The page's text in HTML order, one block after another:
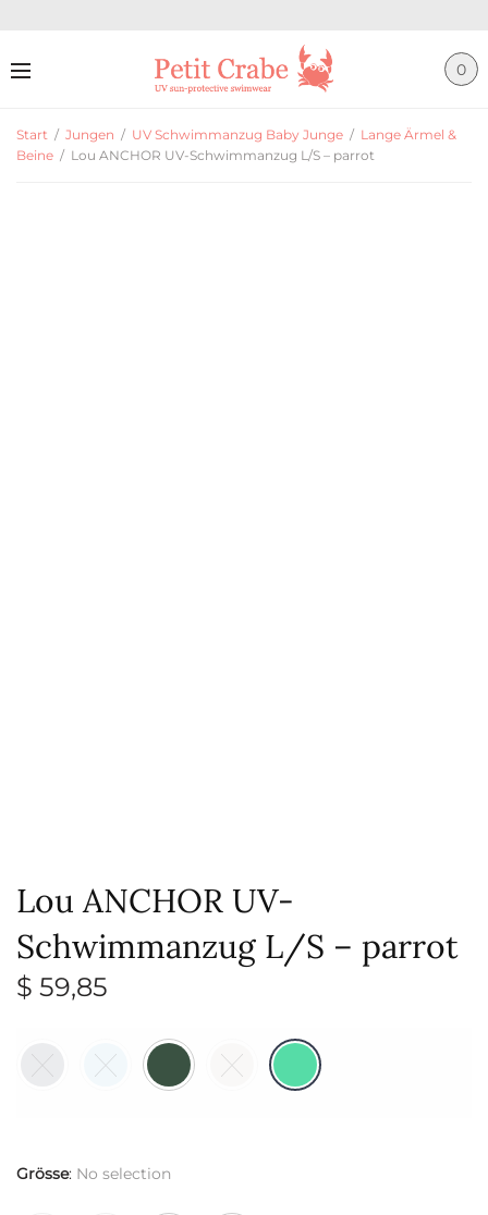
0
Start / Jungen / UV Schwimmanzug Baby Junge / Lange Ärmel &
Beine / Lou ANCHOR UV-Schwimmanzug L/S – parrot
Lou ANCHOR UV-
Schwimmanzug L/S – parrot
$ 59,85
Grösse: No selection